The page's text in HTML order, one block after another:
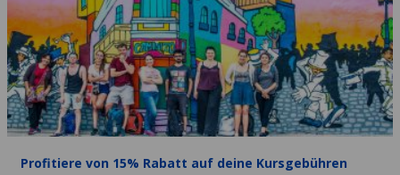
Profitiere von 15% Rabatt auf deine Kursgebühren